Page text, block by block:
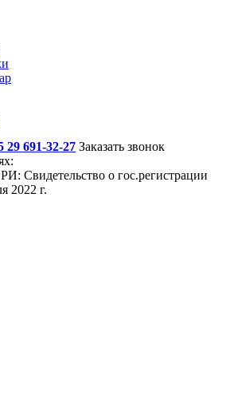
29 691-32-27 Заказать звонок
о гос.регистрации
2022 г.